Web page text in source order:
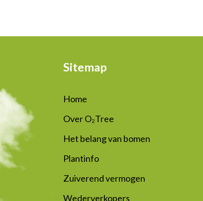
Sitemap
Home
Over O₂Tree
Het belang van bomen
Plantinfo
Zuiverend vermogen
Wederverkopers